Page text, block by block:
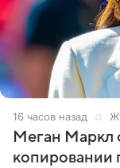
16 часов назад
Меган Маркл
копировании